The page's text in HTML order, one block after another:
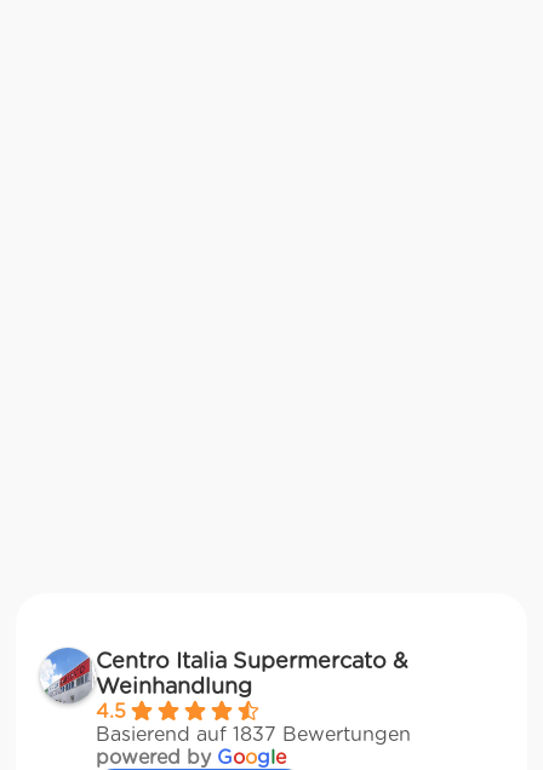
Centro Italia Supermercato &
Weinhandlung
4.5
Basierend auf 1837 Bewertungen
powered by Google